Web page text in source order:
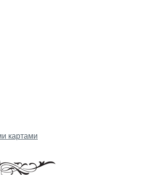
картами